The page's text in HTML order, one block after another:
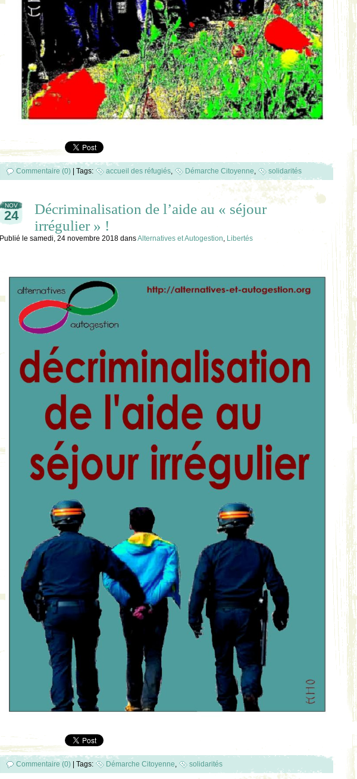
Commentaire (0) Tags: accueil des réfugiés, Démarche Citoyenne, solidarités
NOV
24
Décriminalisation de l’aide au « séjour
irrégulier » !
Publié le samedi, 24 novembre 2018 dansAlternatives et Autogestion, Libertés
Commentaire (0) Tags: Démarche Citoyenne, solidarités